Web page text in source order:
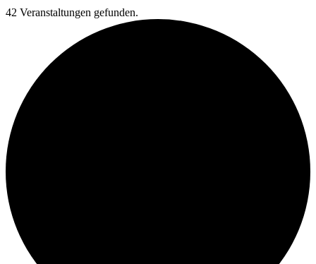
42 Veranstaltungen gefunden.